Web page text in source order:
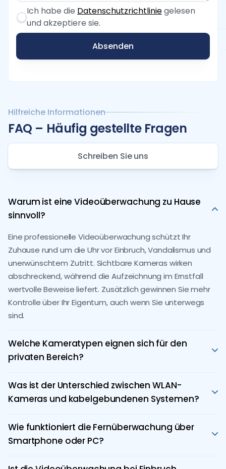
Ich habe die Datenschutzrichtliniegelesen
und akzeptiere sie.
Absenden
Hilfreiche Informationen
FAQ – Häufig gestellte Fragen
Schreiben Sie uns
Warum ist eine Videoüberwachung zu Hause
sinnvoll?
Eine professionelle Videoüberwachung schützt Ihr
Zuhause rund um die Uhr vor Einbruch, Vandalismus und
unerwünschtem Zutritt. Sichtbare Kameras wirken
abschreckend, während die Aufzeichnung im Ernstfall
wertvolle Beweise liefert. Zusätzlich gewinnen Sie mehr
Kontrolle über Ihr Eigentum, auch wenn Sie unterwegs
sind.
Welche Kameratypen eignen sich für den
privaten Bereich?
mit WLAN-Funktion, Bewegungserkennung und
Nachtsicht zum Einsatz. Für den Außenbereich sind
ideal. Tguardsys berät Sie individuell zu den besten
Optionen für Haus, Wohnung oder Garten.
Was ist der Unterschied zwischen WLAN-
Kameras und kabelgebundenen Systemen?
installieren, ideal für kleinere Wohnräume.
Kabelgebundene Systeme bieten eine stabilere
Sicherheitsbedarf. Beide Systeme können mit der
Wie funktioniert die Fernüberwachung über
Smartphone oder PC?